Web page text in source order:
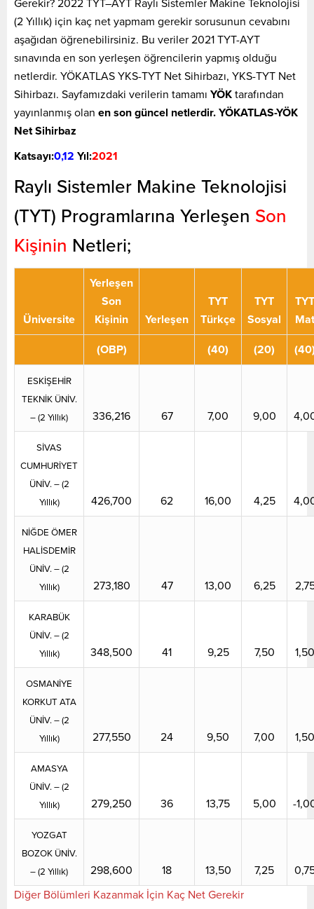
Gerekir? 2022 TYT–AYT Raylı Sistemler Makine Teknolojisi
(2 Yıllık) için kaç net yapmam gerekir sorusunun cevabını
aşağıdan öğrenebilirsiniz. Bu veriler 2021 TYT-AYT
sınavında en son yerleşen öğrencilerin yapmış olduğu
netlerdir. YÖKATLAS YKS-TYT Net Sihirbazı, YKS-TYT Net
Sihirbazı. Sayfamızdaki verilerin tamamı YÖK tarafından
yayınlanmış olan en son güncel netlerdir. YÖKATLAS-YÖK
Net Sihirbaz
Katsayı:0,12 Yıl:2021
Raylı Sistemler Makine Teknolojisi
(TYT) Programlarına Yerleşen Son
Kişinin Netleri;
Üniversite
Yerleşen
Son
Kişinin
Yerleşen
TYT
Türkçe
TYT
Sosyal
TYT
Mat
(OBP) (40) (20)
ESKİŞEHİR
TEKNİK ÜNİV.
– (2 Yıllık)
336,216 67 7,00 9,00
SİVAS
CUMHURİYET
ÜNİV. – (2
Yıllık)
426,700 62 16,00 4,25
NİĞDE ÖMER
HALİSDEMİR
ÜNİV. – (2
Yıllık)
273,180 47 13,00 6,25
KARABÜK
ÜNİV. – (2
Yıllık)
348,500 41 9,25 7,50 1,50
OSMANİYE
KORKUT ATA
ÜNİV. – (2
Yıllık)
277,550 24 9,50 7,00 1,50
AMASYA
ÜNİV. – (2
Yıllık)
279,250 36 13,75 5,00 -
YOZGAT
BOZOK ÜNİV.
– (2 Yıllık)
298,600 18 13,50 7,25
Diğer Bölümleri Kazanmak İçin Kaç Net Gerekir